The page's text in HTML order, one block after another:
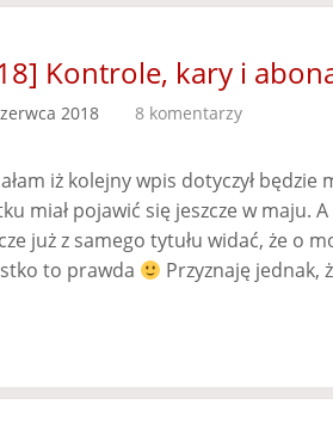
Kontrole, kary i
2018 8 komentarzy
iż kolejny wpis dotyczył
miał pojawić się jeszcze w maju.
już z samego tytułu widać, że o
to prawda
Przyznaję jednak,